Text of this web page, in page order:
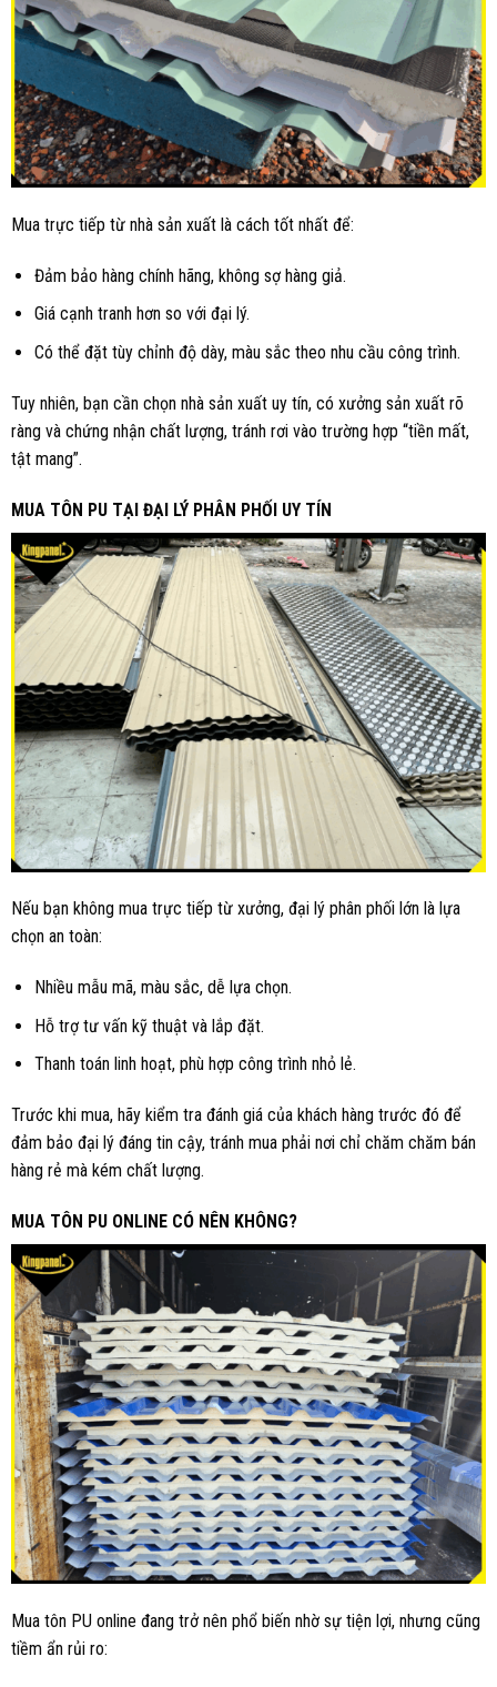
Mua trực tiếp từ nhà sản xuất là cách tốt nhất để:
Đảm bảo hàng chính hãng, không sợ hàng giả.
Giá cạnh tranh hơn so với đại lý.
Có thể đặt tùy chỉnh độ dày, màu sắc theo nhu cầu công trình.
Tuy nhiên, bạn cần chọn nhà sản xuất uy tín, có xưởng sản xuất rõ
ràng và chứng nhận chất lượng, tránh rơi vào trường hợp “tiền mất,
tật mang”.
MUA TÔN PU TẠI ĐẠI LÝ PHÂN PHỐI UY TÍN
Nếu bạn không mua trực tiếp từ xưởng, đại lý phân phối lớn là lựa
chọn an toàn:
Nhiều mẫu mã, màu sắc, dễ lựa chọn.
Hỗ trợ tư vấn kỹ thuật và lắp đặt.
Thanh toán linh hoạt, phù hợp công trình nhỏ lẻ.
Trước khi mua, hãy kiểm tra đánh giá của khách hàng trước đó để
đảm bảo đại lý đáng tin cậy, tránh mua phải nơi chỉ chăm chăm bán
hàng rẻ mà kém chất lượng.
MUA TÔN PU ONLINE CÓ NÊN KHÔNG?
Mua tôn PU online đang trở nên phổ biến nhờ sự tiện lợi, nhưng cũng
tiềm ẩn rủi ro: